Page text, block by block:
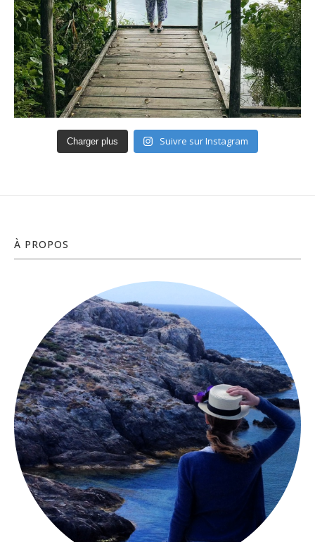
Charger plus Suivre sur Instagram
À PROPOS